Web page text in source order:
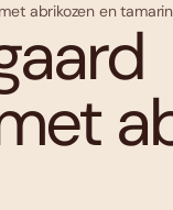
abrikozen en